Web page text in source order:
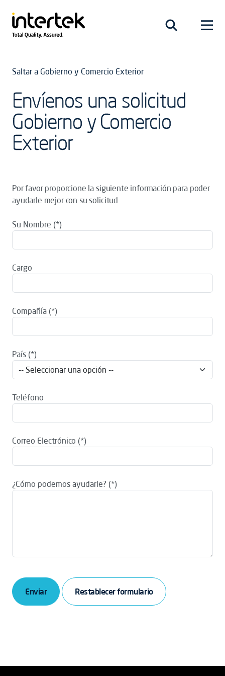
Saltar a Gobierno y Comercio Exterior
Envíenos una solicitud
Gobierno y Comercio
Exterior
Por favor proporcione la siguiente información para poder
ayudarle mejor con su solicitud
Su Nombre
Cargo
Compañía
País
Teléfono
Correo Electrónico
¿Cómo podemos ayudarle?
Enviar